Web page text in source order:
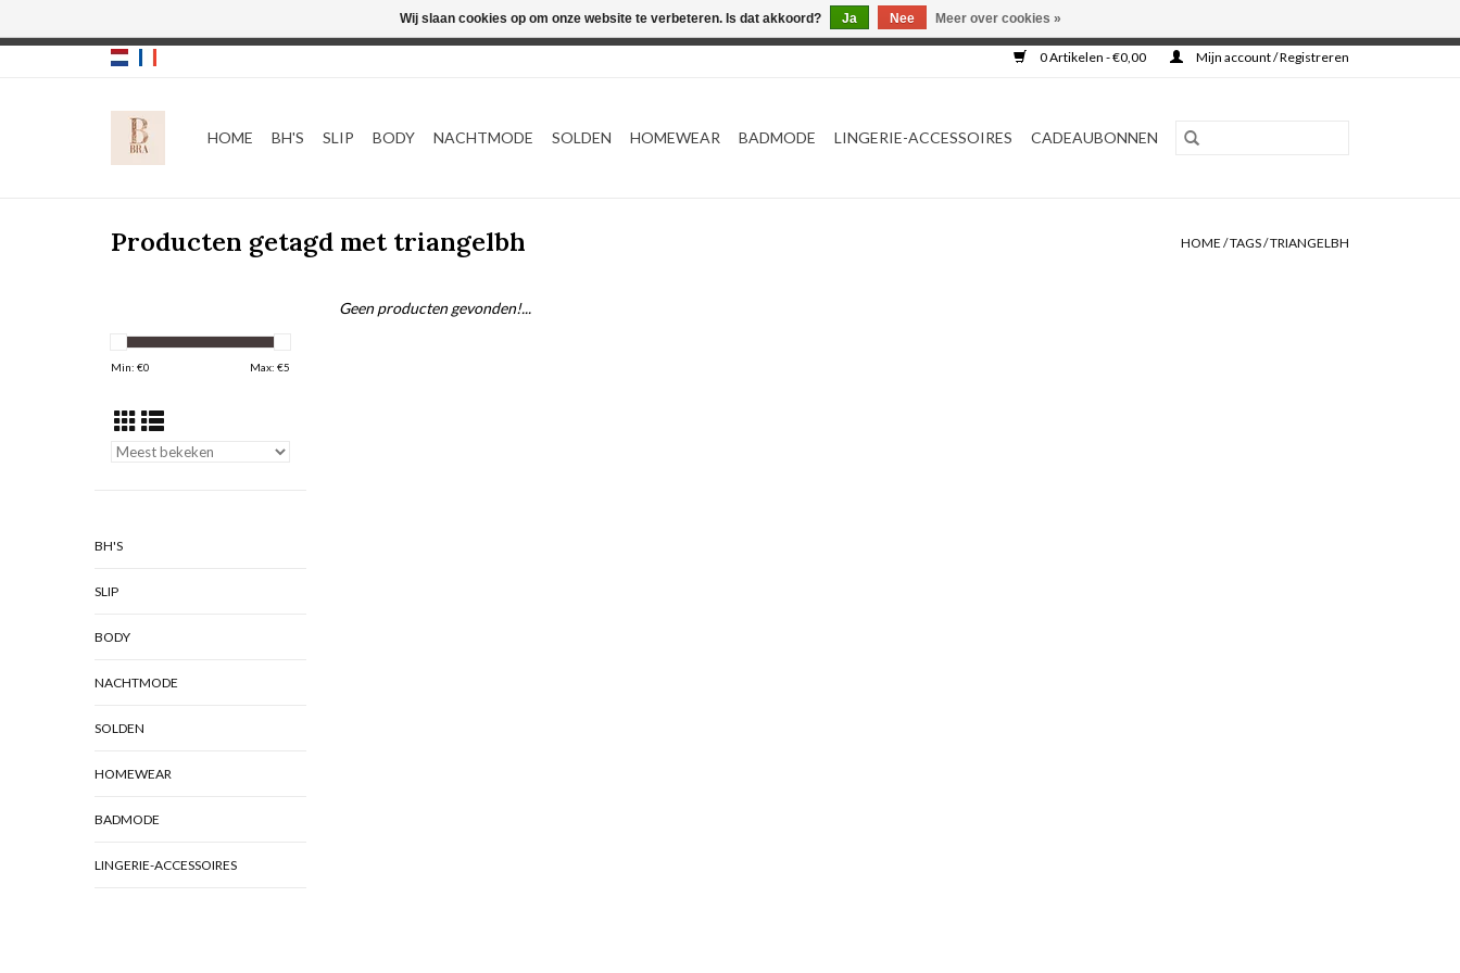
0 Artikelen - €0,00 Mijn account / Registreren
HOME BH'S SLIP BODY NACHTMODE SOLDEN HOMEWEAR BADMODE LINGERIE-ACCESSOIRES CADEAUBONNEN
Producten getagd met triangelbh HOME /TAGS/TRIANGELBH
Min: €0 Max: €5
BH'S
SLIP
BODY
NACHTMODE
SOLDEN
HOMEWEAR
BADMODE
LINGERIE-ACCESSOIRES
Geen producten gevonden!...
Wij slaan cookies op om onze website te verbeteren. Is dat akkoord? Ja Nee Meer over cookies »
Webshop werkt met EU maten. .